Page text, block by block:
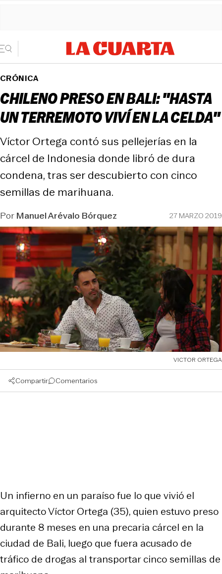
CRÓNICA
CHILENO PRESO EN BALI: "HASTA
UN TERREMOTO VIVÍ EN LA CELDA"
Víctor Ortega contó sus pellejerías en la
cárcel de Indonesia donde libró de dura
condena, tras ser descubierto con cinco
semillas de marihuana.
PorManuel Arévalo Bórquez 27 MARZO 2019
VICTOR ORTEGA
Compartir Comentarios
Un infierno en un paraíso fue lo que vivió el
arquitecto Víctor Ortega (35), quien estuvo preso
durante 8 meses en una precaria cárcel en la
ciudad de Bali, luego que fuera acusado de
tráfico de drogas al transportar cinco semillas de